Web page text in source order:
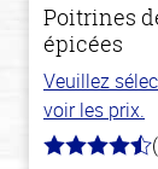
Poitrines
épicées
Veuillez
voir les prix.
4.5